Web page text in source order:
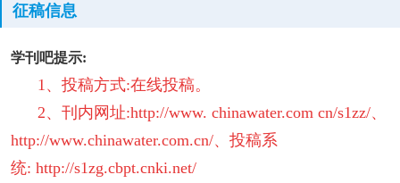
征稿信息
学刊吧提示:
1、投稿方式:在线投稿。
2、刊内网址:http://www. chinawater.com cn/s1zz/、
http://www.chinawater.com.cn/、投稿系
统: http://s1zg.cbpt.cnki.net/